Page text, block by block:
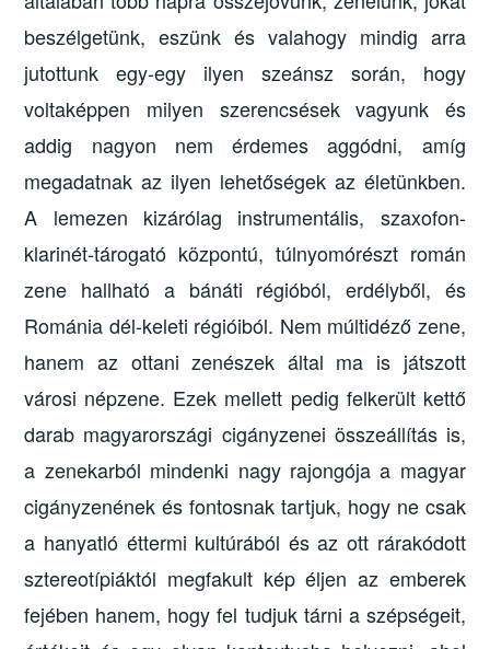
beszélgetünk, eszünk és valahogy mindig arra
jutottunk egy-egy ilyen szeánsz során, hogy
voltaképpen milyen szerencsések vagyunk és
addig nagyon nem érdemes aggódni, amíg
megadatnak az ilyen lehetőségek az életünkben.
A lemezen kizárólag instrumentális, szaxofon-
klarinét-tárogató központú, túlnyomórészt román
zene hallható a bánáti régióból, erdélyből, és
Románia dél-keleti régióiból. Nem múltidéző zene,
hanem az ottani zenészek által ma is játszott
városi népzene. Ezek mellett pedig felkerült kettő
darab magyarországi cigányzenei összeállítás is,
a zenekarból mindenki nagy rajongója a magyar
cigányzenének és fontosnak tartjuk, hogy ne csak
a hanyatló éttermi kultúrából és az ott rárakódott
sztereotípiáktól megfakult kép éljen az emberek
fejében hanem, hogy fel tudjuk tárni a szépségeit,